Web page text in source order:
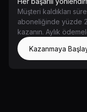
Müşteri kaldıkları
aboneliğinde yüzde
kazanın. Aylık
Kazanmaya